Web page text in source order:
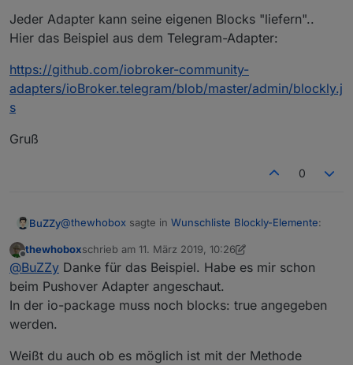
Jeder Adapter kann seine eigenen Blocks "liefern"..
Hier das Beispiel aus dem Telegram-Adapter:
https://github.com/iobroker-community-
adapters/ioBroker.telegram/blob/master/admin/blockly.j
s
Gruß
0
BuZZy@thewhobox sagte in Wunschliste Blockly-Elemente:
@MyzerAT Ich finde das Element bei mir gar nicht.
Muss ich dafür den Adapter installieren?
Ah okay. Tatsache! Wusste ich auch noch nicht,
Jeder Adapter kann seine eigenen Blocks "liefern"..
Hier das Beispiel aus dem Telegram-Adapter:
sGruß
Offline
thewhoboxschrieb am 11. März 2019, 10:26
zuletzt editiert von thewhobox3. Nov. 2019, 11:27
@BuZZy Danke für das Beispiel. Habe es mir schon
beim Pushover Adapter angeschaut.
In der io-package muss noch blocks: true angegeben
werden.
Weißt du auch ob es möglich ist mit der Methode